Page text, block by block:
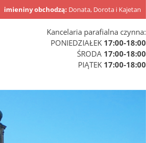
imieniny obchodzą: Donata, Dorota i Kajetan
Kancelaria parafialna czynna:
PONIEDZIAŁEK 17:00-18:00
ŚRODA 17:00-18:00
PIĄTEK 17:00-18:00